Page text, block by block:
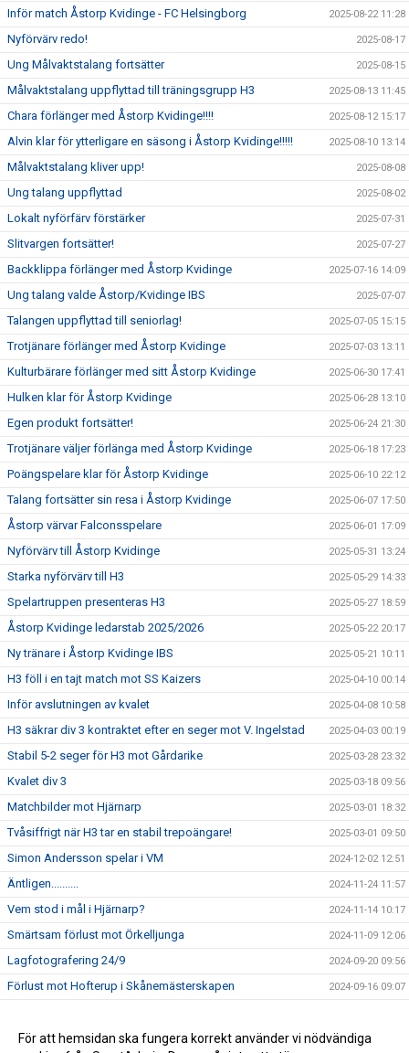
Inför match Åstorp Kvidinge - FC Helsingborg 2025-08-22 11:28
Nyförvärv redo! 2025-08-17
Ung Målvaktstalang fortsätter 2025-08-15
Målvaktstalang uppflyttad till träningsgrupp H3 2025-08-13 11:45
Chara förlänger med Åstorp Kvidinge!!!! 2025-08-12 15:17
Alvin klar för ytterligare en säsong i Åstorp Kvidinge!!!!! 2025-08-10 13:14
Målvaktstalang kliver upp! 2025-08-08
Ung talang uppflyttad 2025-08-02
Lokalt nyförfärv förstärker 2025-07-31
Slitvargen fortsätter! 2025-07-27
Backklippa förlänger med Åstorp Kvidinge 2025-07-16 14:09
Ung talang valde Åstorp/Kvidinge IBS 2025-07-07
Talangen uppflyttad till seniorlag! 2025-07-05 15:15
Trotjänare förlänger med Åstorp Kvidinge 2025-07-03 13:11
Kulturbärare förlänger med sitt Åstorp Kvidinge 2025-06-30 17:41
Hulken klar för Åstorp Kvidinge 2025-06-28 13:10
Egen produkt fortsätter! 2025-06-24 21:30
Trotjänare väljer förlänga med Åstorp Kvidinge 2025-06-18 17:23
Poängspelare klar för Åstorp Kvidinge 2025-06-10 22:12
Talang fortsätter sin resa i Åstorp Kvidinge 2025-06-07 17:50
Åstorp värvar Falconsspelare 2025-06-01 17:09
Nyförvärv till Åstorp Kvidinge 2025-05-31 13:24
Starka nyförvärv till H3 2025-05-29 14:33
Spelartruppen presenteras H3 2025-05-27 18:59
Åstorp Kvidinge ledarstab 2025/2026 2025-05-22 20:17
Ny tränare i Åstorp Kvidinge IBS 2025-05-21 10:11
H3 föll i en tajt match mot SS Kaizers 2025-04-10 00:14
Inför avslutningen av kvalet 2025-04-08 10:58
H3 säkrar div 3 kontraktet efter en seger mot V. Ingelstad 2025-04-03 00:19
Stabil 5-2 seger för H3 mot Gårdarike 2025-03-28 23:32
Kvalet div 3 2025-03-18 09:56
Matchbilder mot Hjärnarp 2025-03-01 18:32
Tvåsiffrigt när H3 tar en stabil trepoängare! 2025-03-01 09:50
Simon Andersson spelar i VM 2024-12-02 12:51
Äntligen.......... 2024-11-24 11:57
Vem stod i mål i Hjärnarp? 2024-11-14 10:17
Smärtsam förlust mot Örkelljunga 2024-11-09 12:06
Lagfotografering 24/9 2024-09-20 09:56
Förlust mot Hofterup i Skånemästerskapen 2024-09-16 09:07
Serieseger och avancemang till div 3 2024-03-18 22:51
För att hemsidan ska fungera korrekt använder vi nödvändiga